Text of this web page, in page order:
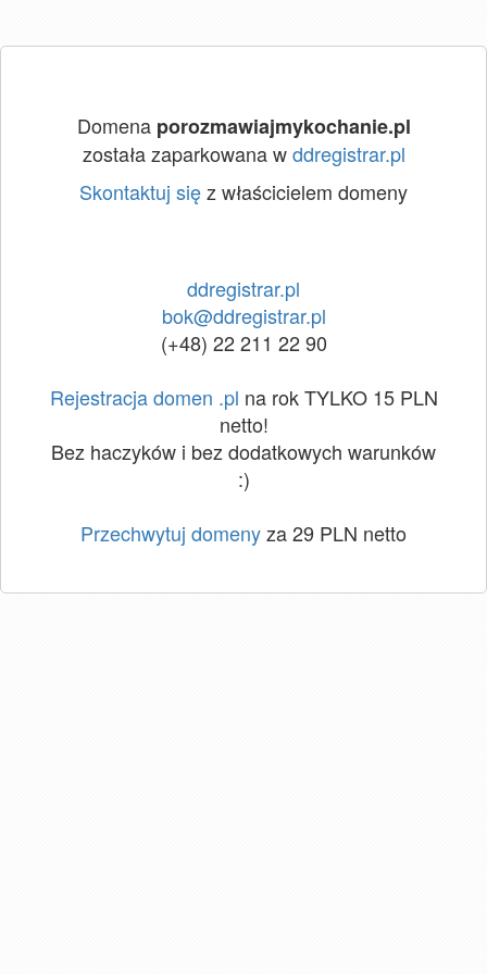
Domena porozmawiajmykochanie.pl
została zaparkowana wddregistrar.pl
Skontaktuj sięz właścicielem domeny
ddregistrar.pl
bok@ddregistrar.pl
(+48) 22 211 22 90
Rejestracja domen .pl na rok TYLKO 15 PLN
netto!
Bez haczyków i bez dodatkowych warunków
:)
Przechwytuj domenyza 29 PLN netto